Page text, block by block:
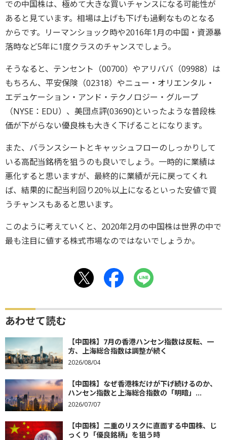
での中国株は、極めて大きな買いチャンスになる可能性が
あると見ています。相場は上げも下げも過剰なものとなる
からです。リーマンショック時や2016年1月の中国・資源暴
落時など5年に1度クラスのチャンスでしょう。
そうなると、テンセント（00700）やアリババ（09988）は
もちろん、平安保険（02318）やニュー・オリエンタル・
エデュケーション・アンド・テクノロジー・グループ
（NYSE：EDU）、美団点評(03690)といったような普段株
価が下がらない優良株も大きく下げることになります。
また、バランスシートとキャッシュフローのしっかりして
いる高配当銘柄を狙うのも良いでしょう。一時的に業績は
悪化すると思いますが、最終的に業績が元に戻ってくれ
ば、結果的に配当利回り20％以上になるといった安値で買
うチャンスもあると思います。
このように考えていくと、2020年2月の中国株は世界の中で
最も注目に値する株式市場なのではないでしょうか。
あわせて読む
【中国株】7月の香港ハンセン指数は反転、一
方、上海総合指数は調整が続く
2026/08/04
【中国株】なぜ香港株だけが下げ続けるのか、
ハンセン指数と上海総合指数の「明暗」...
2026/07/07
【中国株】二重のリスクに直面する中国株、じ
っくり「優良銘柄」を狙う時